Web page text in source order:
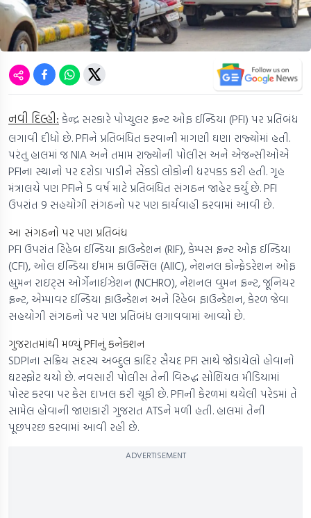
નવી દિલ્હી: કેન્દ્ર સરકારે પોપ્યુલર ફ્રન્ટ ઓફ ઈન્ડિયા (PFI) પર પ્રતિબંધ
લગાવી દીધો છે. PFIને પ્રતિબંધિત કરવાની માગણી ઘણા રાજ્યોમાં હતી.
પરંતુ હાલમાં જ NIA અને તમામ રાજ્યોની પોલીસ અને એજન્સીઓએ
PFIના સ્થાનો પર દરોડા પાડીને સેંકડો લોકોની ધરપકડ કરી હતી. ગૃહ
મંત્રાલયે પણ PFIને 5 વર્ષ માટે પ્રતિબંધિત સંગઠન જાહેર કર્યું છે. PFI
ઉપરાંત 9 સહયોગી સંગઠનો પર પણ કાર્યવાહી કરવામાં આવી છે.
આ સંગઠનો પર પણ પ્રતિબંધ
PFI ઉપરાંત રિહેબ ઈન્ડિયા ફાઉન્ડેશન (RIF), કેમ્પસ ફ્રન્ટ ઓફ ઈન્ડિયા
(CFI), ઓલ ઈન્ડિયા ઈમામ કાઉન્સિલ (AIIC), નેશનલ કોન્ફેડરેશન ઓફ
હ્યુમન રાઇટ્સ ઓર્ગેનાઈઝેશન (NCHRO), નેશનલ વુમન ફ્રન્ટ, જૂનિયર
ફ્રન્ટ, એમ્પાવર ઈન્ડિયા ફાઉન્ડેશન અને રિહેબ ફાઉન્ડેશન, કેરળ જેવા
સહયોગી સંગઠનો પર પણ પ્રતિબંધ લગાવવામાં આવ્યો છે.
ગુજરાતમાંથી મળ્યું PFIનું કનેક્શન
SDPIના સક્રિય સદસ્ય અબ્દુલ કાદિર સૈયદ PFI સાથે જોડાયેલો હોવાનો
ઘટસ્ફોટ થયો છે. નવસારી પોલીસ તેની વિરુદ્ધ સોશિયલ મીડિયામાં
પોસ્ટ કરવા પર કેસ દાખલ કરી ચૂકી છે. PFIની કેરળમાં થયેલી પરેડમાં તે
સામેલ હોવાની જાણકારી ગુજરાત ATSને મળી હતી. હાલમાં તેની
પૂછપરછ કરવામાં આવી રહી છે.
ADVERTISEMENT